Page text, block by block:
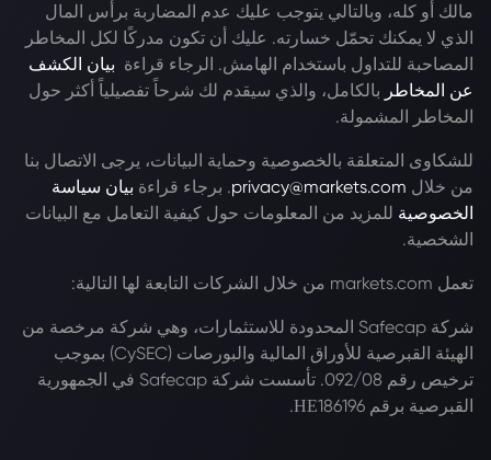
مالك أو كله، وبالتالي يتوجب عليك عدم المضاربة برأس المال
الذي لا يمكنك تحمّل خسارته. عليك أن تكون مدركًا لكل المخاطر
المصاحبة للتداول باستخدام الهامش. الرجاء قراءة بيان الكشف
عن المخاطر بالكامل، والذي سيقدم لك شرحاً تفصيلياً أكثر حول
المخاطر المشمولة.
للشكاوى المتعلقة بالخصوصية وحماية البيانات، يرجى الاتصال بنا
من خلال privacy@markets.com. برجاء قراءة بيان سياسة
الخصوصية للمزيد من المعلومات حول كيفية التعامل مع البيانات
الشخصية.
تعمل markets.com من خلال الشركات التابعة لها التالية:
شركة Safecap المحدودة للاستثمارات، وهي شركة مرخصة من
الهيئة القبرصية للأوراق المالية والبورصات (CySEC) بموجب
ترخيص رقم 092/08. تأسست شركة Safecap في الجمهورية
القبرصية برقم ΗΕ186196.